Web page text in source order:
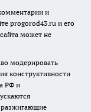
и
progorod43.ru и его
может не
модерировать
конструктивности
РФ и